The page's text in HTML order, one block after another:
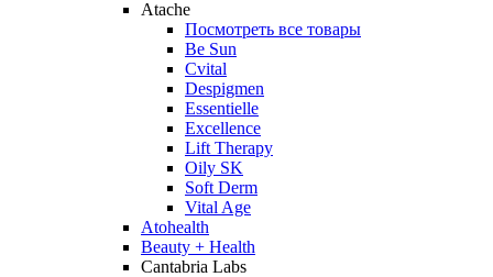
Atache
Посмотреть все товары
Be Sun
Cvital
Despigmen
Essentielle
Excellence
Lift Therapy
Oily SK
Soft Derm
Vital Age
Atohealth
Beauty + Health
Cantabria Labs